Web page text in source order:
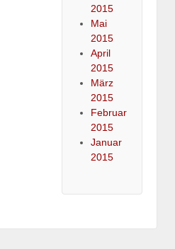
2015
Mai
2015
April
2015
März
2015
Februar
2015
Januar
2015